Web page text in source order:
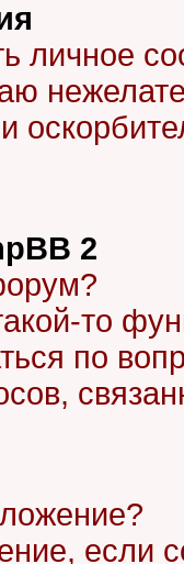
личное
2
то
по
если